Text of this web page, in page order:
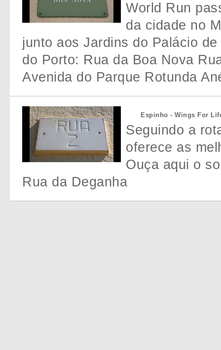
World Run
da cidade no
junto aos Jardins do Palácio
do Porto: Rua da Boa Nova
Avenida do Parque Rotunda
Espinho - Wings For
Seguindo a
oferece as
Ouça aqui o
Rua da Deganha